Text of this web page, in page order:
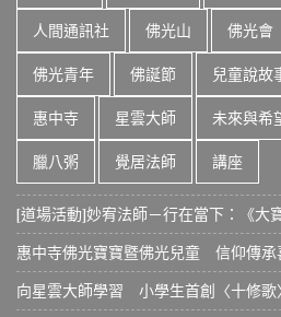
e
人間通訊社 佛光山 佛光會
佛光青年 佛誕節 兒童說故
惠中寺 星雲大師 未來與希
臘八粥 覺居法師 講座
[道場活動]妙宥法師－行在當下：《大
惠中寺佛光寶寶暨佛光兒童 信仰傳承
向星雲大師學習 小學生首創〈十修歌